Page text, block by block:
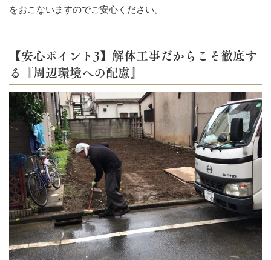
をおこないますのでご安心ください。
【安心ポイント3】解体工事だからこそ徹底す
る『周辺環境への配慮』